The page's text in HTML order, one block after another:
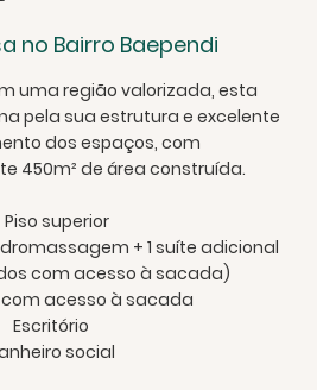
no Bairro Baependi
uma região valorizada, esta
pela sua estrutura e excelente
dos espaços, com
450m² de área construída.
Piso superior
+ 1 suíte adicional
com acesso à sacada)
com acesso à sacada
Escritório
social